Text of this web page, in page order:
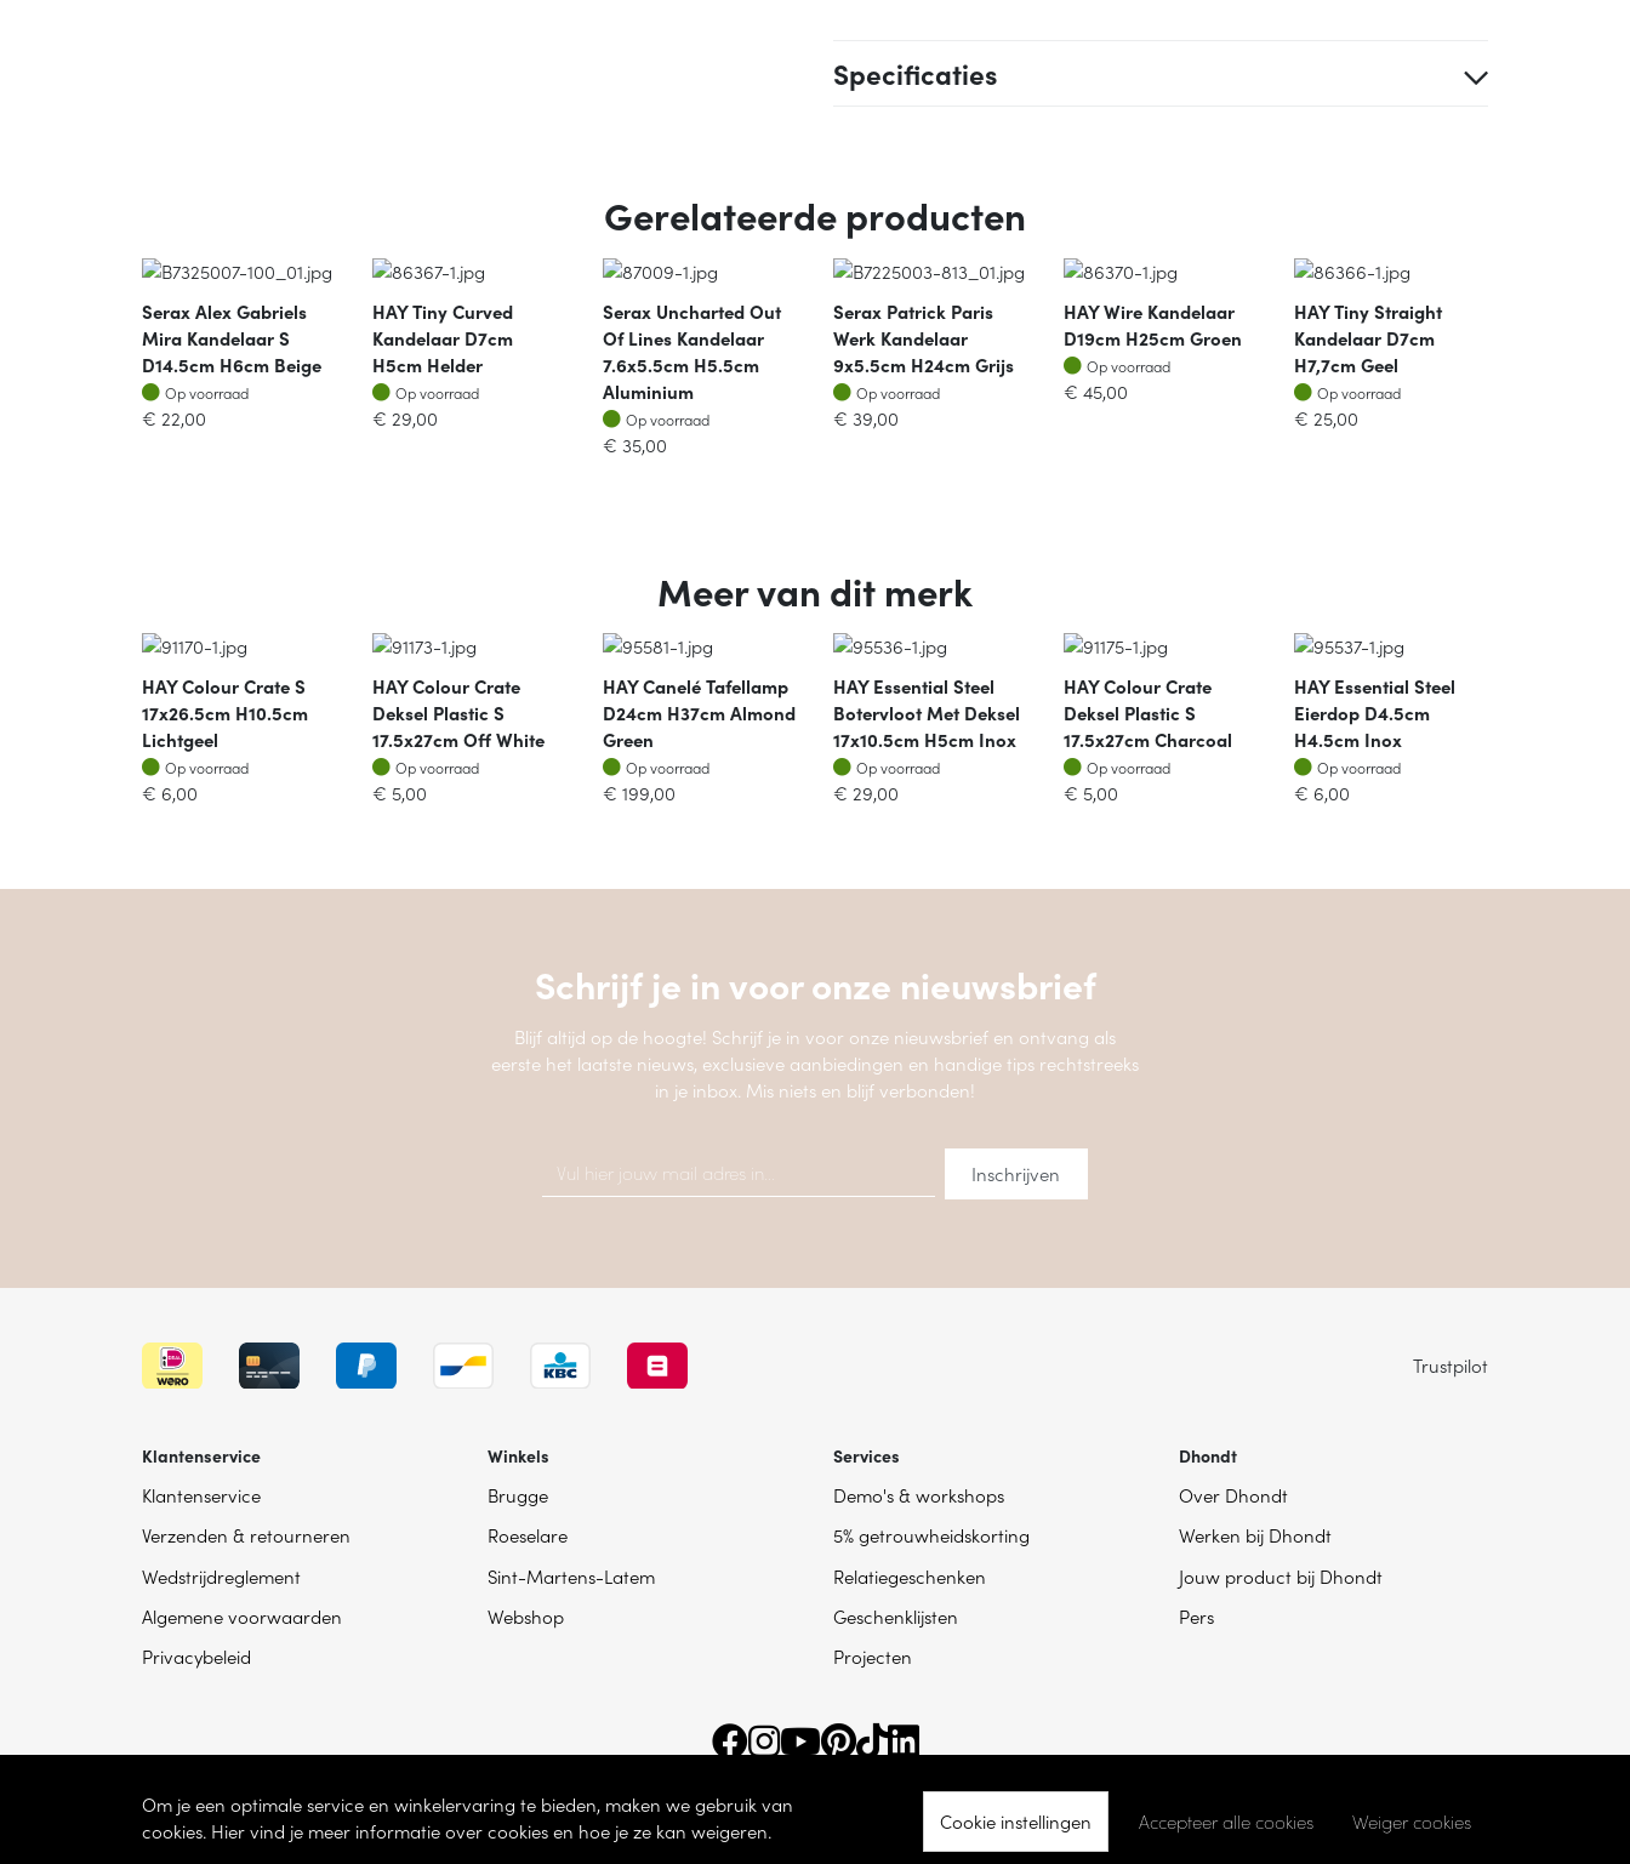
Specificaties
Gerelateerde producten
Serax Alex Gabriels
Mira Kandelaar S
D14.5cm H6cm Beige
Op voorraad
Op voorraad
€ 22,00
HAY Tiny Curved
Kandelaar D7cm
H5cm Helder
Op voorraad
Op voorraad
€ 29,00
Serax Uncharted Out
Of Lines Kandelaar
7.6x5.5cm H5.5cm
Aluminium
Op voorraad
Op voorraad
€ 35,00
Serax Patrick Paris
Werk Kandelaar
9x5.5cm H24cm Grijs
Op voorraad
Op voorraad
€ 39,00
HAY Wire Kandelaar
D19cm H25cm Groen
Op voorraad
Op voorraad
€ 45,00
HAY Tiny Straight
Kandelaar D7cm
H7,7cm Geel
Op voorraad
Op voorraad
€ 25,00
Meer van dit merk
HAY Colour Crate S
17x26.5cm H10.5cm
Lichtgeel
Op voorraad
Op voorraad
€ 6,00
HAY Colour Crate
Deksel Plastic S
17.5x27cm Off White
Op voorraad
Op voorraad
€ 5,00
HAY Canelé Tafellamp
D24cm H37cm Almond
Green
Op voorraad
Op voorraad
€ 199,00
HAY Essential Steel
Botervloot Met Deksel
17x10.5cm H5cm Inox
Op voorraad
Op voorraad
€ 29,00
HAY Colour Crate
Deksel Plastic S
17.5x27cm Charcoal
Op voorraad
Op voorraad
€ 5,00
HAY Essential Steel
Eierdop D4.5cm
H4.5cm Inox
Op voorraad
Op voorraad
€ 6,00
Schrijf je in voor onze nieuwsbrief
Blijf altijd op de hoogte! Schrijf je in voor onze nieuwsbrief en ontvang als
eerste het laatste nieuws, exclusieve aanbiedingen en handige tips rechtstreeks
in je inbox. Mis niets en blijf verbonden!
Trustpilot
Klantenservice
Klantenservice
Verzenden & retourneren
Wedstrijdreglement
Algemene voorwaarden
Privacybeleid
Winkels
Brugge
Roeselare
Sint-Martens-Latem
Webshop
Services
Demo's & workshops
5% getrouwheidskorting
Relatiegeschenken
Geschenklijsten
Projecten
Dhondt
Over Dhondt
Werken bij Dhondt
Jouw product bij Dhondt
Pers
© 2026 - Dhondt Interieur NV – Ondernemingsnummer BE 0865 787 950 – Torhoutsesteenweg 100, 8200 Sint-Andries -Cookie instellingen- Ontwikkeld door Becosoft
Om je een optimale service en winkelervaring te bieden, maken we gebruik van
cookies. Hier vind je meer informatie over cookies en hoe je ze kan weigeren.
Cookie instellingen Accepteer alle cookies Weiger cookies